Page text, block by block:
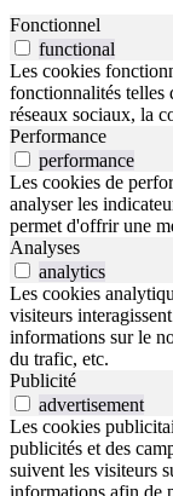
Fonctionnel
functional
Les cookies
fonctionnalités telles
réseaux sociaux, la
Performance
performance
Les cookies de
analyser les
permet d'offrir une
Analyses
analytics
Les cookies
visiteurs
informations sur le
du trafic, etc.
Publicité
advertisement
Les cookies
publicités et des
suivent les visiteurs
informations afin de